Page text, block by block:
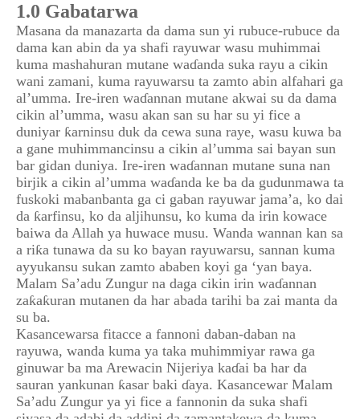
1.0 Gabatarwa
Masana da manazarta da dama sun yi rubuce-rubuce da
dama kan abin da ya shafi rayuwar wasu muhimmai
kuma mashahuran mutane waɗanda suka rayu a cikin
wani zamani, kuma rayuwarsu ta zamto abin alfahari ga
al’umma. Ire-iren waɗannan mutane akwai su da dama
cikin al’umma, wasu akan san su har su yi fice a
duniyar ƙarninsu duk da cewa suna raye, wasu kuwa ba
a gane muhimmancinsu a cikin al’umma sai bayan sun
bar gidan duniya. Ire-iren waɗannan mutane suna nan
birjik a cikin al’umma waɗanda ke ba da gudunmawa ta
fuskoki mabanbanta ga ci gaban rayuwar jama’a, ko dai
da ƙarfinsu, ko da aljihunsu, ko kuma da irin kowace
baiwa da Allah ya huwace musu. Wanda wannan kan sa
a riƙa tunawa da su ko bayan rayuwarsu, sannan kuma
ayyukansu sukan zamto ababen koyi ga ‘yan baya.
Malam Sa’adu Zungur na daga cikin irin waɗannan
zaƙaƙuran mutanen da har abada tarihi ba zai manta da
su ba.
Kasancewarsa fitacce a fannoni daban-daban na
rayuwa, wanda kuma ya taka muhimmiyar rawa ga
ginuwar ba ma Arewacin Nijeriya kaɗai ba har da
sauran yankunan ƙasar baki ɗaya. Kasancewar Malam
Sa’adu Zungur ya yi fice a fannonin da suka shafi